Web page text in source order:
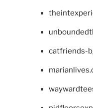
catfriends-